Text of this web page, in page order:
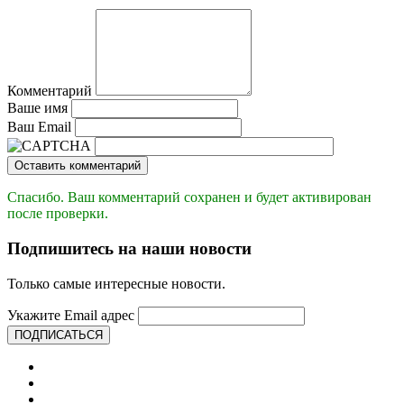
Комментарий
Ваше имя
Ваш Email
Оставить комментарий
Спасибо. Ваш комментарий сохранен и будет активирован
после проверки.
Подпишитесь на наши новости
Только самые интересные новости.
Укажите Email адрес
ПОДПИСАТЬСЯ